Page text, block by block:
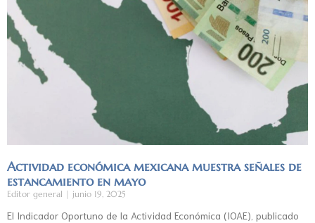
Actividad económica mexicana muestra señales de
estancamiento en mayo
Editor general junio 19, 2025
El Indicador Oportuno de la Actividad Económica (IOAE), publicado